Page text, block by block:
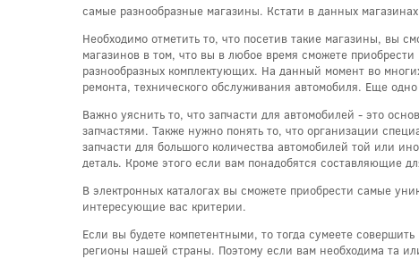
самые разнообразные магазины. Кстати в данных
Необходимо отметить то, что посетив такие магазины, вы
магазинов в том, что вы в любое время сможете
разнообразных комплектующих. На данный момент во
ремонта, технического обслуживания автомобиля. Еще
Важно уяснить то, что запчасти для автомобилей - это
запчастями. Также нужно понять то, что организации
запчасти для большого количества автомобилей той или
деталь. Кроме этого если вам понадобятся составляющие
В электронных каталогах вы сможете приобрести самые
интересующие вас критерии.
Если вы будете компетентными, то тогда сумеете
регионы нашей страны. Поэтому если вам необходима та